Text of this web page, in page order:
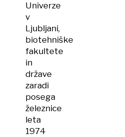
Univerze
v
Ljubljani,
biotehniške
fakultete
in
države
zaradi
posega
železnice
leta
1974